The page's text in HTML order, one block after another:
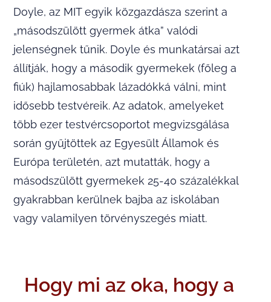
Doyle, az MIT egyik közgazdásza szerint a
„másodszülött gyermek átka” valódi
jelenségnek tűnik. Doyle és munkatársai azt
állítják, hogy a második gyermekek (főleg a
fiúk) hajlamosabbak lázadókká válni, mint
idősebb testvéreik. Az adatok, amelyeket
több ezer testvércsoportot megvizsgálása
során gyűjtöttek az Egyesült Államok és
Európa területén, azt mutatták, hogy a
másodszülött gyermekek 25-40 százalékkal
gyakrabban kerülnek bajba az iskolában
vagy valamilyen törvényszegés miatt.
Hogy mi az oka, hogy a